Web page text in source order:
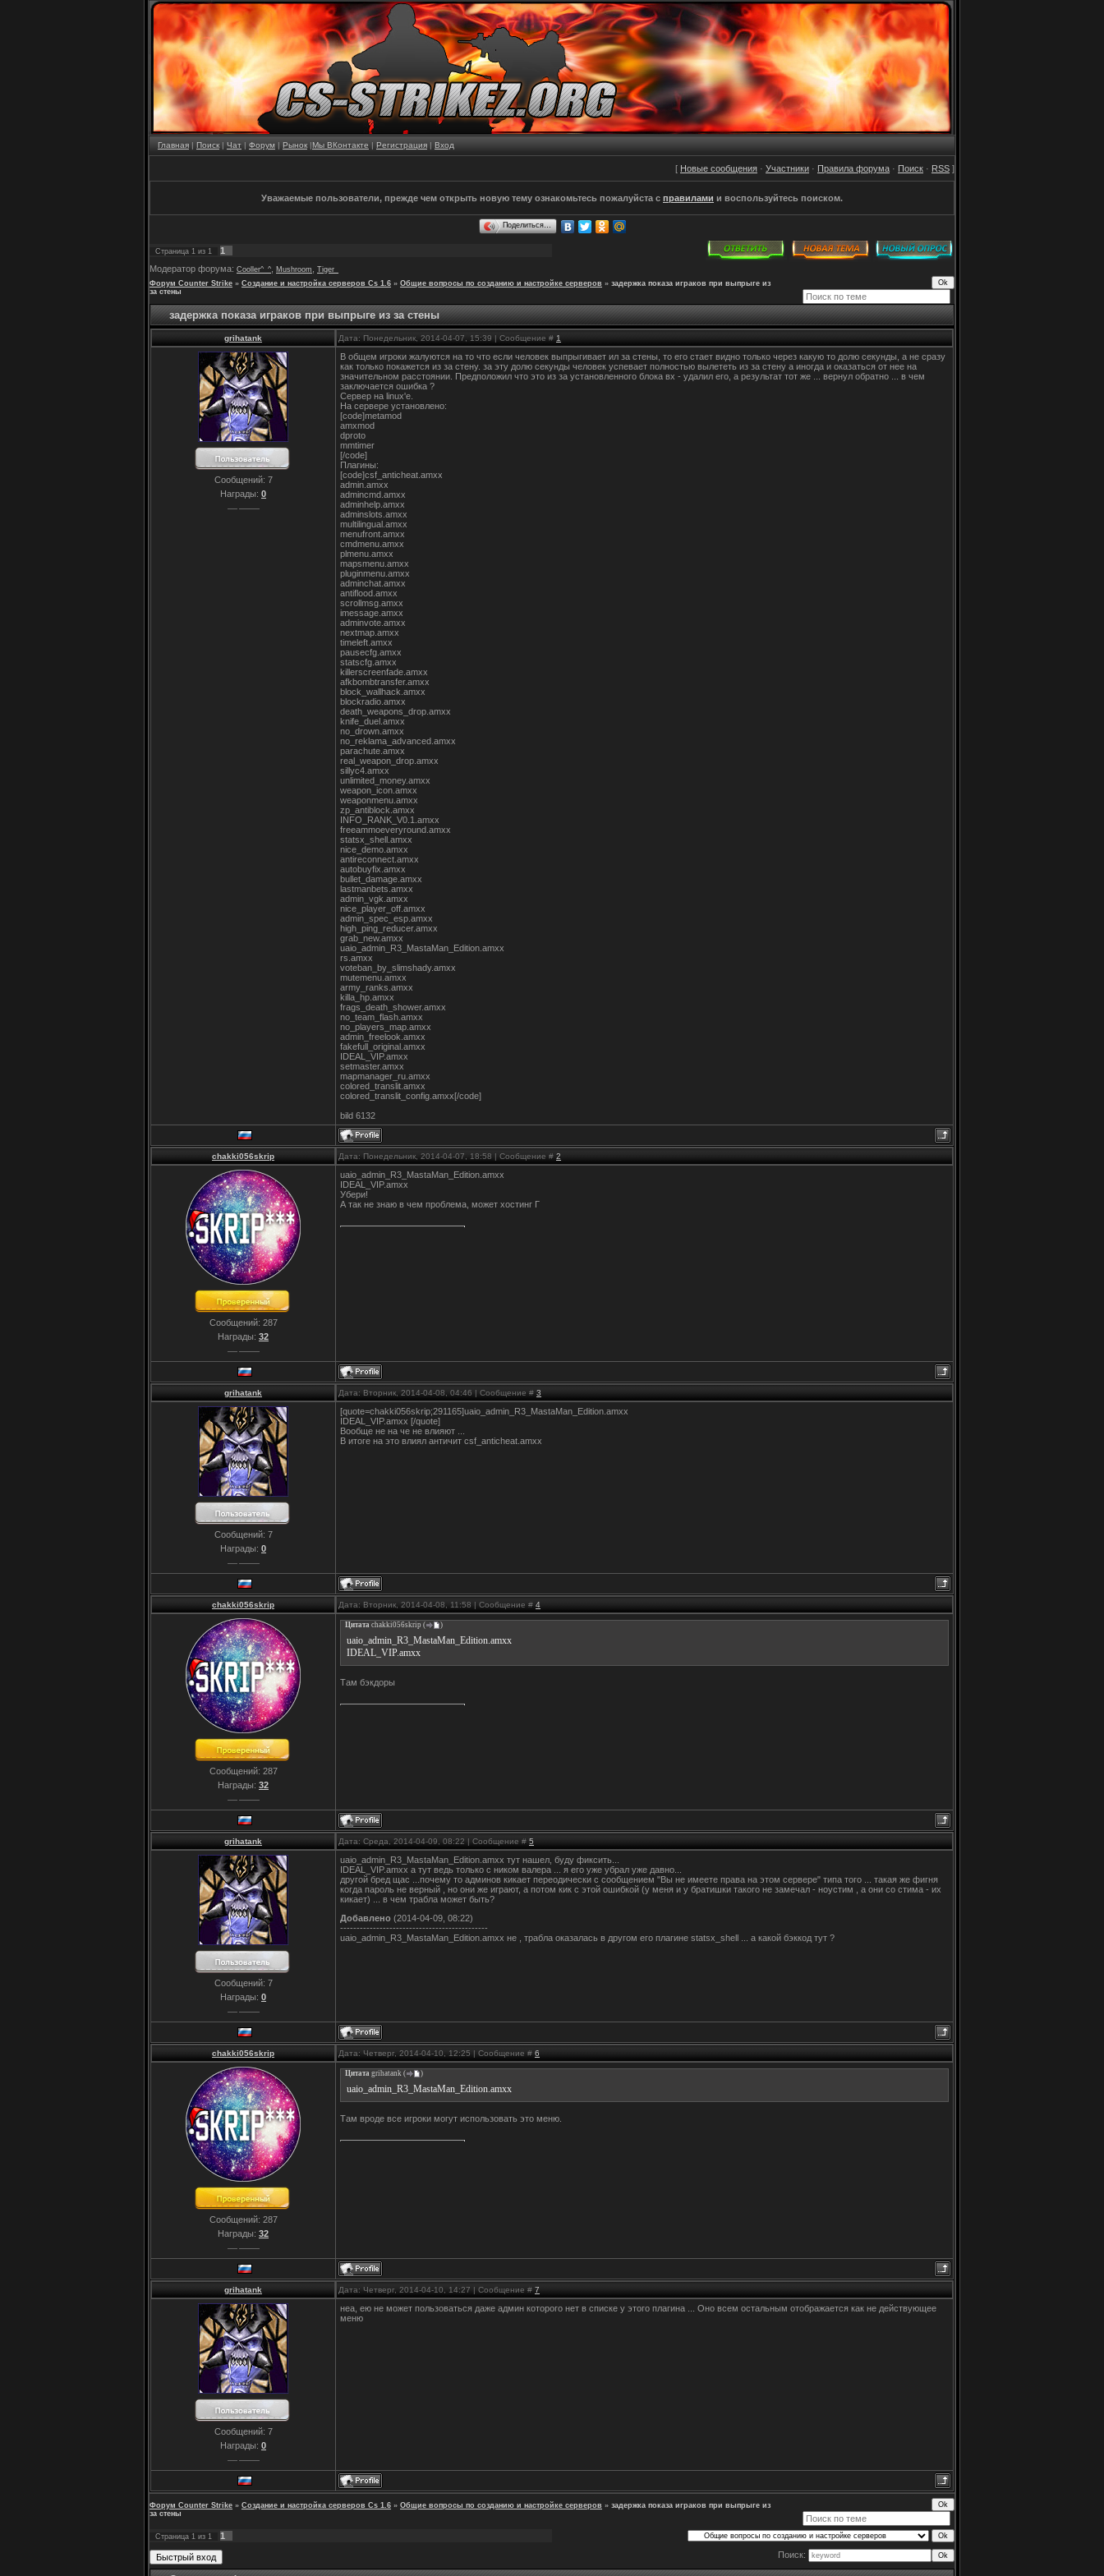
Главная | Поиск | Чат | Форум | Рынок |Мы ВКонтакте | Регистрация | Вход
[ Новые сообщения · Участники · Правила форума · Поиск · RSS ]
Уважаемые пользователи, прежде чем открыть новую тему ознакомьтесь пожалуйста с правилами и воспользуйтесь поиском.
Поделиться…
Страница 1 из 1
1
Модератор форума: Cooller^_^ Mushroom
Tiger_
Форум Counter Strike » Создание и настройка серверов Cs 1.6 » Общие вопросы по созданию и настройке серверов » задержка показа играков при выпрыге из
за стены
задержка показа играков при выпрыге из за стены
grihatank Дата: Понедельник, 2014-04-07, 15:39 | Сообщение # 1
Сообщений: 7
Награды: 0
В общем игроки жалуются на то что если человек выпрыгивает ил за стены, то его стает видно только через какую то долю секунды, а не сразу
как только покажется из за стену. за эту долю секунды человек успевает полностью вылететь из за стену а иногда и оказаться от нее на
значительном расстоянии. Предположил что это из за установленного блока вх - удалил его, а результат тот же ... вернул обратно ... в чем
заключается ошибка ?
Сервер на linux'e.
На сервере установлено:
[code]metamod
amxmod
dproto
mmtimer
[/code]
Плагины:
[code]csf_anticheat.amxx
admin.amxx
admincmd.amxx
adminhelp.amxx
adminslots.amxx
multilingual.amxx
menufront.amxx
cmdmenu.amxx
plmenu.amxx
mapsmenu.amxx
pluginmenu.amxx
adminchat.amxx
antiflood.amxx
scrollmsg.amxx
imessage.amxx
adminvote.amxx
nextmap.amxx
timeleft.amxx
pausecfg.amxx
statscfg.amxx
killerscreenfade.amxx
afkbombtransfer.amxx
block_wallhack.amxx
blockradio.amxx
death_weapons_drop.amxx
knife_duel.amxx
no_drown.amxx
no_reklama_advanced.amxx
parachute.amxx
real_weapon_drop.amxx
sillyc4.amxx
unlimited_money.amxx
weapon_icon.amxx
weaponmenu.amxx
zp_antiblock.amxx
INFO_RANK_V0.1.amxx
freeammoeveryround.amxx
statsx_shell.amxx
nice_demo.amxx
antireconnect.amxx
autobuyfix.amxx
bullet_damage.amxx
lastmanbets.amxx
admin_vgk.amxx
nice_player_off.amxx
admin_spec_esp.amxx
high_ping_reducer.amxx
grab_new.amxx
uaio_admin_R3_MastaMan_Edition.amxx
rs.amxx
voteban_by_slimshady.amxx
mutemenu.amxx
army_ranks.amxx
killa_hp.amxx
frags_death_shower.amxx
no_team_flash.amxx
no_players_map.amxx
admin_freelook.amxx
fakefull_original.amxx
IDEAL_VIP.amxx
setmaster.amxx
mapmanager_ru.amxx
colored_translit.amxx
colored_translit_config.amxx[/code]
bild 6132
chakki056skrip Дата: Понедельник, 2014-04-07, 18:58 | Сообщение # 2
Сообщений: 287
Награды: 32
uaio_admin_R3_MastaMan_Edition.amxx
IDEAL_VIP.amxx
Убери!
А так не знаю в чем проблема, может хостинг Г
grihatank Дата: Вторник, 2014-04-08, 04:46 | Сообщение # 3
Сообщений: 7
Награды: 0
[quote=chakki056skrip;291165]uaio_admin_R3_MastaMan_Edition.amxx
IDEAL_VIP.amxx [/quote]
Вообще не на че не влияют ...
В итоге на это влиял античит csf_anticheat.amxx
chakki056skrip Дата: Вторник, 2014-04-08, 11:58 | Сообщение # 4
Сообщений: 287
Награды: 32
Цитата chakki056skrip ( )
uaio_admin_R3_MastaMan_Edition.amxx
IDEAL_VIP.amxx
Там бэкдоры
grihatank Дата: Среда, 2014-04-09, 08:22 | Сообщение # 5
Сообщений: 7
Награды: 0
uaio_admin_R3_MastaMan_Edition.amxx тут нашел, буду фиксить...
IDEAL_VIP.amxx а тут ведь только с ником валера ... я его уже убрал уже давно...
другой бред щас ...почему то админов кикает переодически с сообщением "Вы не имеете права на этом сервере" типа того ... такая же фигня
когда пароль не верный , но они же играют, а потом кик с этой ошибкой (у меня и у братишки такого не замечал - ноустим , а они со стима - их
кикает) ... в чем трабла может быть?
Добавлено (2014-04-09, 08:22)
---------------------------------------------
uaio_admin_R3_MastaMan_Edition.amxx не , трабла оказалась в другом его плагине statsx_shell ... а какой бэккод тут ?
chakki056skrip Дата: Четверг, 2014-04-10, 12:25 | Сообщение # 6
Сообщений: 287
Награды: 32
Цитата grihatank ( )
uaio_admin_R3_MastaMan_Edition.amxx
Там вроде все игроки могут использовать это меню.
grihatank Дата: Четверг, 2014-04-10, 14:27 | Сообщение # 7
Сообщений: 7
Награды: 0
неа, ею не может пользоваться даже админ которого нет в списке у этого плагина ... Оно всем остальным отображается как не действующее
меню
Форум Counter Strike » Создание и настройка серверов Cs 1.6 » Общие вопросы по созданию и настройке серверов » задержка показа играков при выпрыге из
за стены
Страница 1 из 1
1
Поиск: